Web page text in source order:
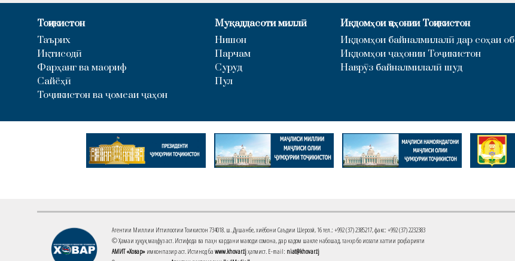
Тоҷикистон
Таърих
Иқтисодӣ
Фарҳанг ва маориф
Сайёҳӣ
Тоҷикистон ва ҷомеаи ҷаҳон
Муқаддасоти миллӣ
Нишон
Парчам
Суруд
Пул
Иқдомҳои ҷаҳонии Тоҷикистон
Иқдомҳои байналмилалӣ дар соҳаи об
Иқдомҳои ҷаҳонии Тоҷикистон
Наврӯз байналмилалӣ шуд
Агентии Миллии Иттилоотии Тоҷикистон 734018. ш. Душанбе, хиёбони Саъдии Шерозӣ, 16 тел.: +992 (37) 2385217, факс: +992 (37) 2232383
© Ҳамаи ҳуқуқ маҳфуз аст. Истифода ва паҳн кардани маводи сомона, дар кадом шакле набошад, танҳо бо иҷозати хаттии роҳбарияти
АМИТ «Ховар» имконпазир аст. Истинод ба www.khovar.tjҳатмист. E-mail: niat@khovar.tj